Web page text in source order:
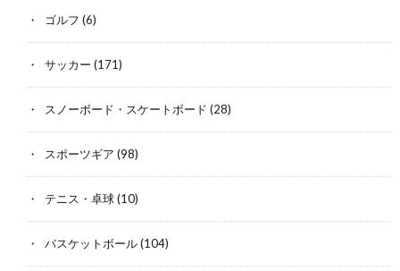
ゴルフ (6)
サッカー (171)
スノーボード・スケートボード (28)
スポーツギア (98)
テニス・卓球(10)
バスケットボール(104)